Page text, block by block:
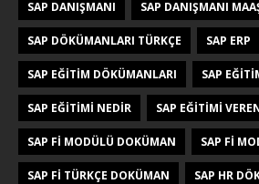
SAP DANIŞMANI SAP DANIŞMANI
SAP DÖKÜMANLARI TÜRKÇE SAP ERP
SAP EĞITIM DÖKÜMANLARI SAP
SAP EĞITIMI NEDIR SAP EĞITIMI
SAP FI MODÜLÜ DOKÜMAN SAP FI
SAP FI TÜRKÇE DOKÜMAN SAP HR